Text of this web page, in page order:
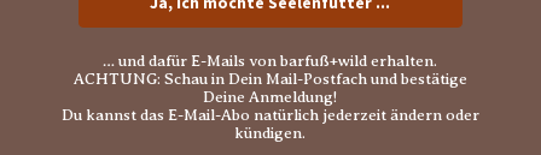
… und dafür E-Mails von barfuß+wild erhalten.
ACHTUNG: Schau in Dein Mail-Postfach und bestätige
Deine Anmeldung!
Du kannst das E-Mail-Abo natürlich jederzeit ändern oder
kündigen.